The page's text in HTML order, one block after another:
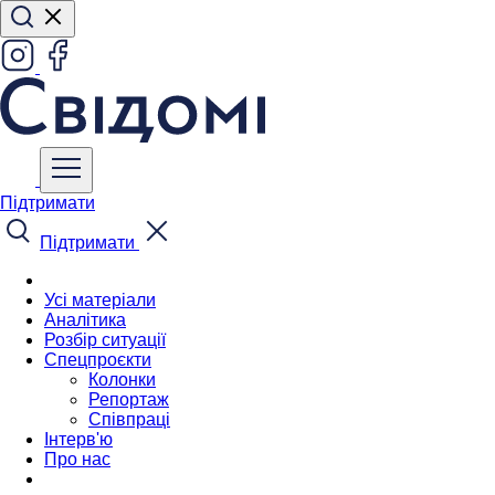
Підтримати
Підтримати
Усі матеріали
Аналітика
Розбір ситуації
Спецпроєкти
Колонки
Репортаж
Співпраці
Інтерв'ю
Про нас